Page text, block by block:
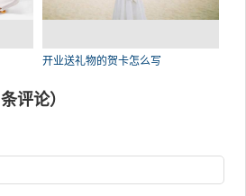
开业送礼物的贺卡怎么写
条评论）